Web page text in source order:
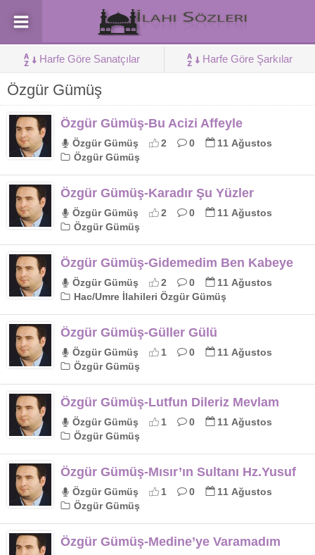
Harfe Göre Sanatçılar Harfe Göre Şarkılar
Özgür Gümüş
Özgür Gümüş-Bu Acizi Affeyle
Özgür Gümüş 2 0
11 Ağustos
Özgür Gümüş
Özgür Gümüş-Karadır Şu Yüzler
Özgür Gümüş 2 0
11 Ağustos
Özgür Gümüş
Özgür Gümüş-Gidemedim Ben Kabeye
Özgür Gümüş 2 0
11 Ağustos
Hac/Umre İlahileri Özgür Gümüş
Özgür Gümüş-Güller Gülü
Özgür Gümüş 1 0
11 Ağustos
Özgür Gümüş
Özgür Gümüş-Lutfun Dileriz Mevlam
Özgür Gümüş 1 0
11 Ağustos
Özgür Gümüş
Özgür Gümüş-Mısır’ın Sultanı Hz.Yusuf
Özgür Gümüş 1 0
11 Ağustos
Özgür Gümüş
Özgür Gümüş-Medine’ye Varamadım